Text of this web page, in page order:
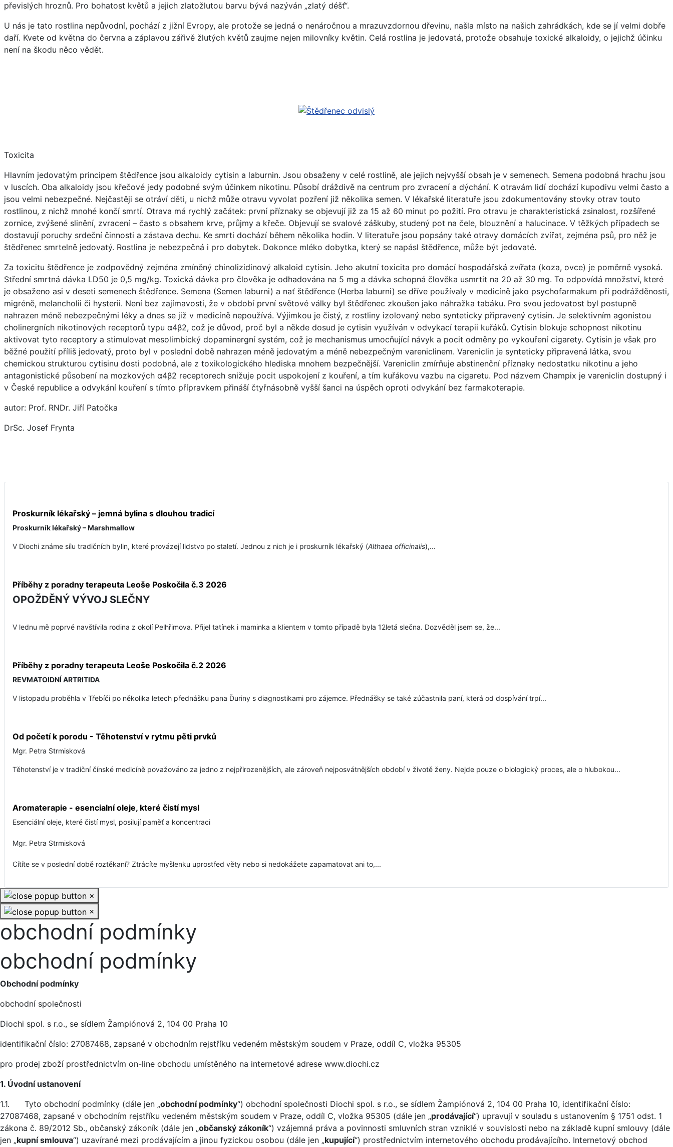
převislých hroznů. Pro bohatost květů a jejich zlatožlutou barvu bývá nazýván „zlatý déšť“.
U nás je tato rostlina nepůvodní, pochází z jižní Evropy, ale protože se jedná o nenáročnou a mrazuvzdornou dřevinu, našla místo na našich zahrádkách, kde se jí velmi dobře
daří. Kvete od května do června a záplavou zářivě žlutých květů zaujme nejen milovníky květin. Celá rostlina je jedovatá, protože obsahuje toxické alkaloidy, o jejichž účinku
není na škodu něco vědět.
Toxicita
Hlavním jedovatým principem štědřence jsou alkaloidy cytisin a laburnin. Jsou obsaženy v celé rostlině, ale jejich nejvyšší obsah je v semenech. Semena podobná hrachu jsou
v luscích. Oba alkaloidy jsou křečové jedy podobné svým účinkem nikotinu. Působí dráždivě na centrum pro zvracení a dýchání. K otravám lidí dochází kupodivu velmi často a
jsou velmi nebezpečné. Nejčastěji se otráví děti, u nichž může otravu vyvolat pozření již několika semen. V lékařské literatuře jsou zdokumentovány stovky otrav touto
rostlinou, z nichž mnohé končí smrtí. Otrava má rychlý začátek: první příznaky se objevují již za 15 až 60 minut po požití. Pro otravu je charakteristická zsinalost, rozšířené
zornice, zvýšené slinění, zvracení – často s obsahem krve, průjmy a křeče. Objevují se svalové záškuby, studený pot na čele, blouznění a halucinace. V těžkých případech se
dostavují poruchy srdeční činnosti a zástava dechu. Ke smrti dochází během několika hodin. V literatuře jsou popsány také otravy domácích zvířat, zejména psů, pro něž je
štědřenec smrtelně jedovatý. Rostlina je nebezpečná i pro dobytek. Dokonce mléko dobytka, který se napásl štědřence, může být jedovaté.
Za toxicitu štědřence je zodpovědný zejména zmíněný chinolizidinový alkaloid cytisin. Jeho akutní toxicita pro domácí hospodářská zvířata (koza, ovce) je poměrně vysoká.
Střední smrtná dávka LD50 je 0,5 mg/kg. Toxická dávka pro člověka je odhadována na 5 mg a dávka schopná člověka usmrtit na 20 až 30 mg. To odpovídá množství, které
je obsaženo asi v deseti semenech štědřence. Semena (Semen laburni) a nať štědřence (Herba laburni) se dříve používaly v medicíně jako psychofarmakum při podrážděnosti,
migréně, melancholii či hysterii. Není bez zajímavosti, že v období první světové války byl štědřenec zkoušen jako náhražka tabáku. Pro svou jedovatost byl postupně
nahrazen méně nebezpečnými léky a dnes se již v medicíně nepoužívá. Výjimkou je čistý, z rostliny izolovaný nebo synteticky připravený cytisin. Je selektivním agonistou
cholinergních nikotinových receptorů typu α4β2, což je důvod, proč byl a někde dosud je cytisin využíván v odvykací terapii kuřáků. Cytisin blokuje schopnost nikotinu
aktivovat tyto receptory a stimulovat mesolimbický dopaminergní systém, což je mechanismus umocňující návyk a pocit odměny po vykouření cigarety. Cytisin je však pro
běžné použití příliš jedovatý, proto byl v poslední době nahrazen méně jedovatým a méně nebezpečným vareniclinem. Vareniclin je synteticky připravená látka, svou
chemickou strukturou cytisinu dosti podobná, ale z toxikologického hlediska mnohem bezpečnější. Vareniclin zmírňuje abstinenční příznaky nedostatku nikotinu a jeho
antagonistické působení na mozkových α4β2 receptorech snižuje pocit uspokojení z kouření, a tím kuřákovu vazbu na cigaretu. Pod názvem Champix je vareniclin dostupný i
v České republice a odvykání kouření s tímto přípravkem přináší čtyřnásobně vyšší šanci na úspěch oproti odvykání bez farmakoterapie.
autor: Prof. RNDr. Jiří Patočka
DrSc. Josef Frynta
Proskurník lékařský – jemná bylina s dlouhou tradicí
Proskurník lékařský – Marshmallow
V Diochi známe sílu tradičních bylin, které provázejí lidstvo po staletí. Jednou z nich je i proskurník lékařský (Althaea officinalis),...
Příběhy z poradny terapeuta Leoše Poskočila č.3 2026
OPOŽDĚNÝ VÝVOJ SLEČNY
V lednu mě poprvé navštívila rodina z okolí Pelhřimova. Přijel tatínek i maminka a klientem v tomto případě byla 12letá slečna. Dozvěděl jsem se, že...
Příběhy z poradny terapeuta Leoše Poskočila č.2 2026
REVMATOIDNÍ ARTRITIDA
V listopadu proběhla v Třebíči po několika letech přednášku pana Ďuriny s diagnostikami pro zájemce. Přednášky se také zúčastnila paní, která od dospívání trpí...
Od početí k porodu - Těhotenství v rytmu pěti prvků
Mgr. Petra Strmisková
Těhotenství je v tradiční čínské medicíně považováno za jedno z nejpřirozenějších, ale zároveň nejposvátnějších období v životě ženy. Nejde pouze o biologický proces, ale o hlubokou...
Aromaterapie - esencialní oleje, které čistí mysl
Esenciální oleje, které čistí mysl, posilují paměť a koncentraci
Mgr. Petra Strmisková
Cítíte se v poslední době roztěkaní? Ztrácíte myšlenku uprostřed věty nebo si nedokážete zapamatovat ani to,...
×
×
obchodní podmínky
obchodní podmínky
Obchodní podmínky
obchodní společnosti
Diochi spol. s r.o., se sídlem Žampiónová 2, 104 00 Praha 10
identifikační číslo: 27087468, zapsané v obchodním rejstříku vedeném městským soudem v Praze, oddíl C, vložka 95305
pro prodej zboží prostřednictvím on-line obchodu umístěného na internetové adrese www.diochi.cz
1. Úvodní ustanovení
1.1. Tyto obchodní podmínky (dále jen „obchodní podmínky“) obchodní společnosti Diochi spol. s r.o., se sídlem Žampiónová 2, 104 00 Praha 10, identifikační číslo:
27087468, zapsané v obchodním rejstříku vedeném městským soudem v Praze, oddíl C, vložka 95305 (dále jen „prodávající“) upravují v souladu s ustanovením § 1751 odst. 1
zákona č. 89/2012 Sb., občanský zákoník (dále jen „občanský zákoník“) vzájemná práva a povinnosti smluvních stran vzniklé v souvislosti nebo na základě kupní smlouvy (dále
jen „kupní smlouva“) uzavírané mezi prodávajícím a jinou fyzickou osobou (dále jen „kupující“) prostřednictvím internetového obchodu prodávajícího. Internetový obchod